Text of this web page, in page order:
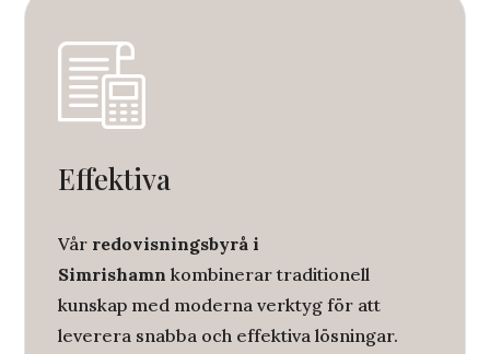
Effektiva
Vår redovisningsbyrå i
Simrishamn kombinerar traditionell
kunskap med moderna verktyg för att
leverera snabba och effektiva lösningar.